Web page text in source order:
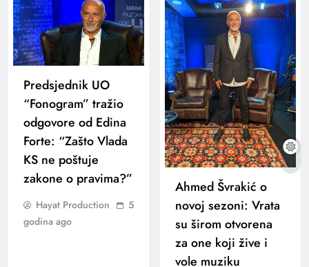
Predsjednik UO
“Fonogram” tražio
odgovore od Edina
Forte: “Zašto Vlada
KS ne poštuje
zakone o pravima?”
Hayat Production
5
godina ago
Ahmed Švrakić o
novoj sezoni: Vrata
su širom otvorena
za one koji žive i
vole muziku